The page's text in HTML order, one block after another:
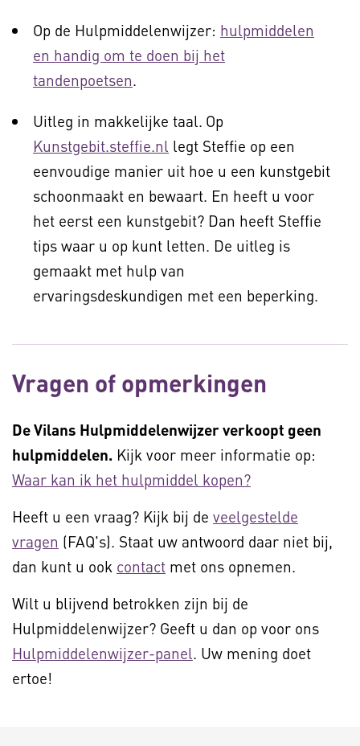
Op de Hulpmiddelenwijzer: hulpmiddelen
en handig om te doen bij het
tandenpoetsen.
Uitleg in makkelijke taal. Op
Kunstgebit.steffie.nl legt Steffie op een
eenvoudige manier uit hoe u een kunstgebit
schoonmaakt en bewaart. En heeft u voor
het eerst een kunstgebit? Dan heeft Steffie
tips waar u op kunt letten. De uitleg is
gemaakt met hulp van
ervaringsdeskundigen met een beperking.
Vragen of opmerkingen
De Vilans Hulpmiddelenwijzer verkoopt geen
hulpmiddelen. Kijk voor meer informatie op:
Waar kan ik het hulpmiddel kopen?
Heeft u een vraag? Kijk bij de veelgestelde
vragen (FAQ's). Staat uw antwoord daar niet bij,
dan kunt u ook contact met ons opnemen.
Wilt u blijvend betrokken zijn bij de
Hulpmiddelenwijzer? Geeft u dan op voor ons
Hulpmiddelenwijzer-panel. Uw mening doet
ertoe!